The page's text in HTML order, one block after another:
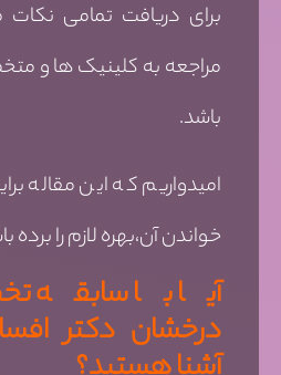
برای دریافت تمامی نکات
مراجعه به کلینیک ها و
باشد.
امیدواریم که این مقاله
خواندن آن،بهره لازم را برده
آیا با سابقه
درخشان دکتر